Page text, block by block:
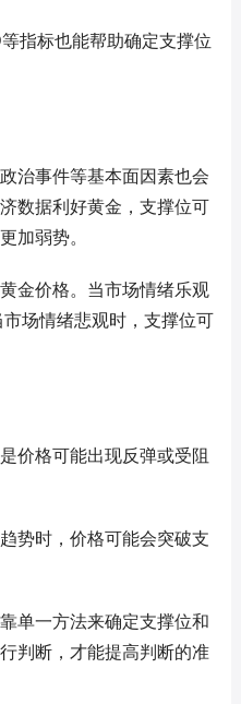
指标也能帮助确定支撑位
治事件等基本面因素也会
数据利好黄金，支撑位可
加弱势。
金价格。当市场情绪乐观
场情绪悲观时，支撑位可
价格可能出现反弹或受阻
势时，价格可能会突破支
单一方法来确定支撑位和
判断，才能提高判断的准